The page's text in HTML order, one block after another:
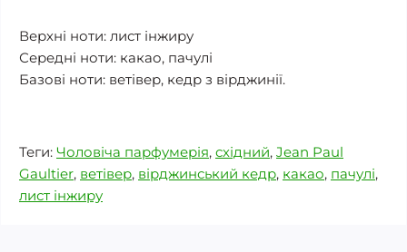
Верхні ноти: лист інжиру
Середні ноти: какао, пачулі
Базові ноти: ветівер, кедр з вірджинії.
Теги: Чоловіча парфумерія, східний, Jean Paul
Gaultier, ветівер, вірджинський кедр, какао, пачулі,
лист інжиру